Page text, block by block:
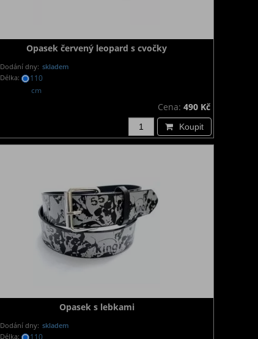
Opasek červený leopard s cvočky
Dodání dny: skladem
Délka:
110
cm
Cena: 490 Kč
Koupit
Opasek s lebkami
Dodání dny: skladem
Délka:
110